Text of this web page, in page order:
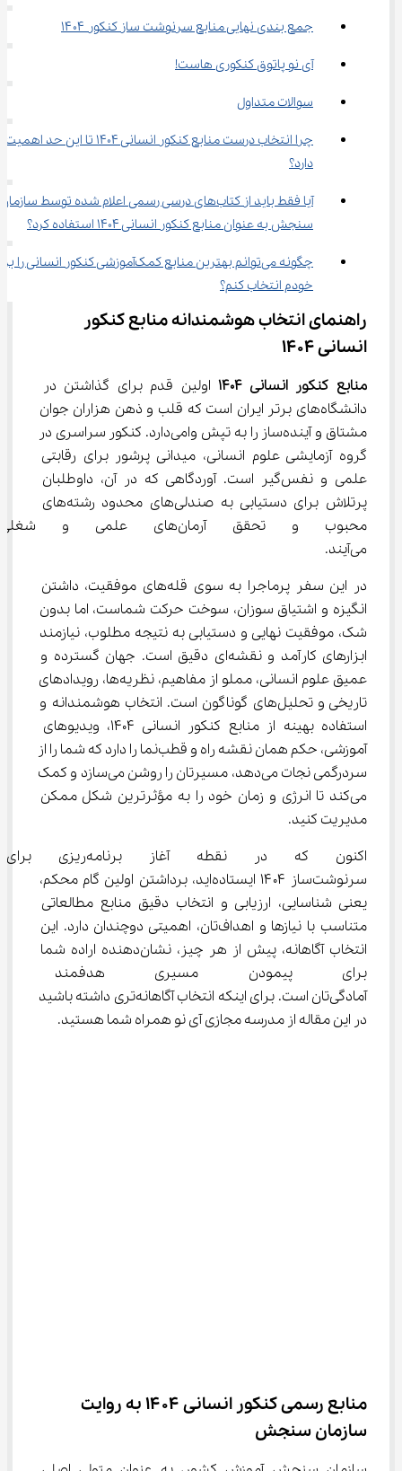
جمع ‌بندی نهایی منابع سرنوشت ‌ساز کنکور ۱۴۰۴
آی نو پاتوق کنکوری هاست!
سوالات متداول
چرا انتخاب درست منابع کنکور انسانی 1404 تا این حد اهمیت
دارد؟
آیا فقط باید از کتاب‌های درسی رسمی اعلام شده توسط
سنجش به عنوان منابع کنکور انسانی 1404 استفاده کرد؟
چگونه می‌توانم بهترین منابع کمک‌آموزشی کنکور انسانی
خودم انتخاب کنم؟
راهنمای انتخاب هوشمندانه منابع کنکور
انسانی 1404
منابع کنکور انسانی 1404
اولین قدم برای گذاشتن در
دانشگاه‌های برتر ایران است که قلب و ذهن هزاران جوان
مشتاق و آینده‌ساز را به تپش وامی‌دارد. کنکور سراسری در
گروه آزمایشی علوم انسانی، میدانی پرشور برای رقابتی
علمی و نفس‌گیر است. آوردگاهی که در آن، داوطلبان
پرتلاش برای دستیابی به صندلی‌های محدود رشته‌های
محبوب و تحقق آرمان‌های
می‌آیند.
در این سفر پرماجرا به سوی قله‌های موفقیت، داشتن
انگیزه و اشتیاق سوزان، سوخت حرکت شماست، اما بدون
شک، موفقیت نهایی و دستیابی به نتیجه مطلوب، نیازمند
ابزارهای کارآمد و نقشه‌ای دقیق است. جهان گسترده و
عمیق علوم انسانی، مملو از مفاهیم، نظریه‌ها، رویدادهای
تاریخی و تحلیل‌های گوناگون است. انتخاب هوشمندانه و
استفاده بهینه از منابع کنکور انسانی 1404، ویدیوهای
آموزشی، حکم همان نقشه راه و قطب‌نما را دارد که شما را از
سردرگمی نجات می‌دهد، مسیرتان را روشن می‌سازد و کمک
می‌کند تا انرژی و زمان خود را به مؤثرترین شکل ممکن
مدیریت کنید.
اکنون که در نقطه آغاز
سرنوشت‌ساز ۱۴۰۴ ایستاده‌اید، برداشتن اولین گام محکم،
یعنی شناسایی، ارزیابی و انتخاب دقیق منابع مطالعاتی
متناسب با نیازها و اهداف‌تان، اهمیتی دوچندان دارد. این
انتخاب آگاهانه، پیش از هر چیز، نشان‌دهنده اراده شما
برای پیمودن مسیری
آمادگی‌تان است. برای اینکه انتخاب آگاهانه‌تری داشته باشید
در این مقاله از مدرسه مجازی آی نو همراه شما هستید.
منابع رسمی کنکور انسانی ۱۴۰۴ به روایت
سازمان سنجش